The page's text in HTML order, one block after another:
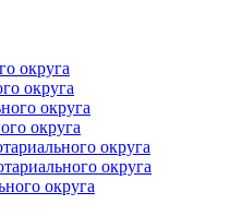
округа
округа
округа
округа
округа
округа
округа